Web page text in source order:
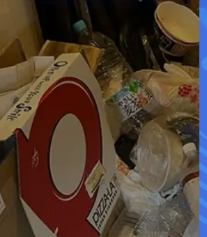
初めての方へ
採用情報
お役立ちコラム
サービス案内